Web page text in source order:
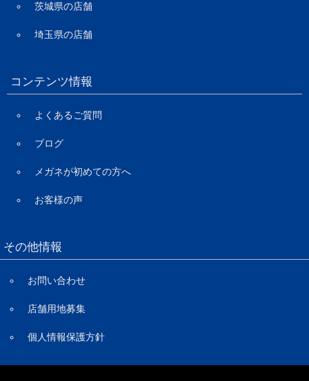
茨城県の店舗
埼玉県の店舗
コンテンツ情報
よくあるご質問
ブログ
メガネが初めての方へ
お客様の声
その他情報
お問い合わせ
店舗用地募集
個人情報保護方針